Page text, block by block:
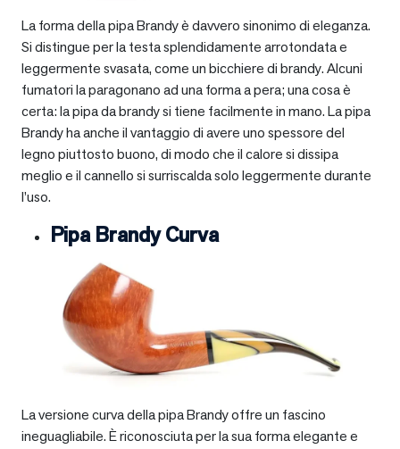
La forma della pipa Brandy è davvero sinonimo di eleganza.
Si distingue per la testa splendidamente arrotondata e
leggermente svasata, come un bicchiere di brandy. Alcuni
fumatori la paragonano ad una forma a pera; una cosa è
certa: la pipa da brandy si tiene facilmente in mano. La pipa
Brandy ha anche il vantaggio di avere uno spessore del
legno piuttosto buono, di modo che il calore si dissipa
meglio e il cannello si surriscalda solo leggermente durante
l’uso.
Pipa Brandy Curva
La versione curva della pipa Brandy offre un fascino
ineguagliabile. È riconosciuta per la sua forma elegante e